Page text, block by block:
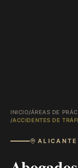
INICIO/ÁREAS DE
/ACCIDENTES DE
ALICANTE